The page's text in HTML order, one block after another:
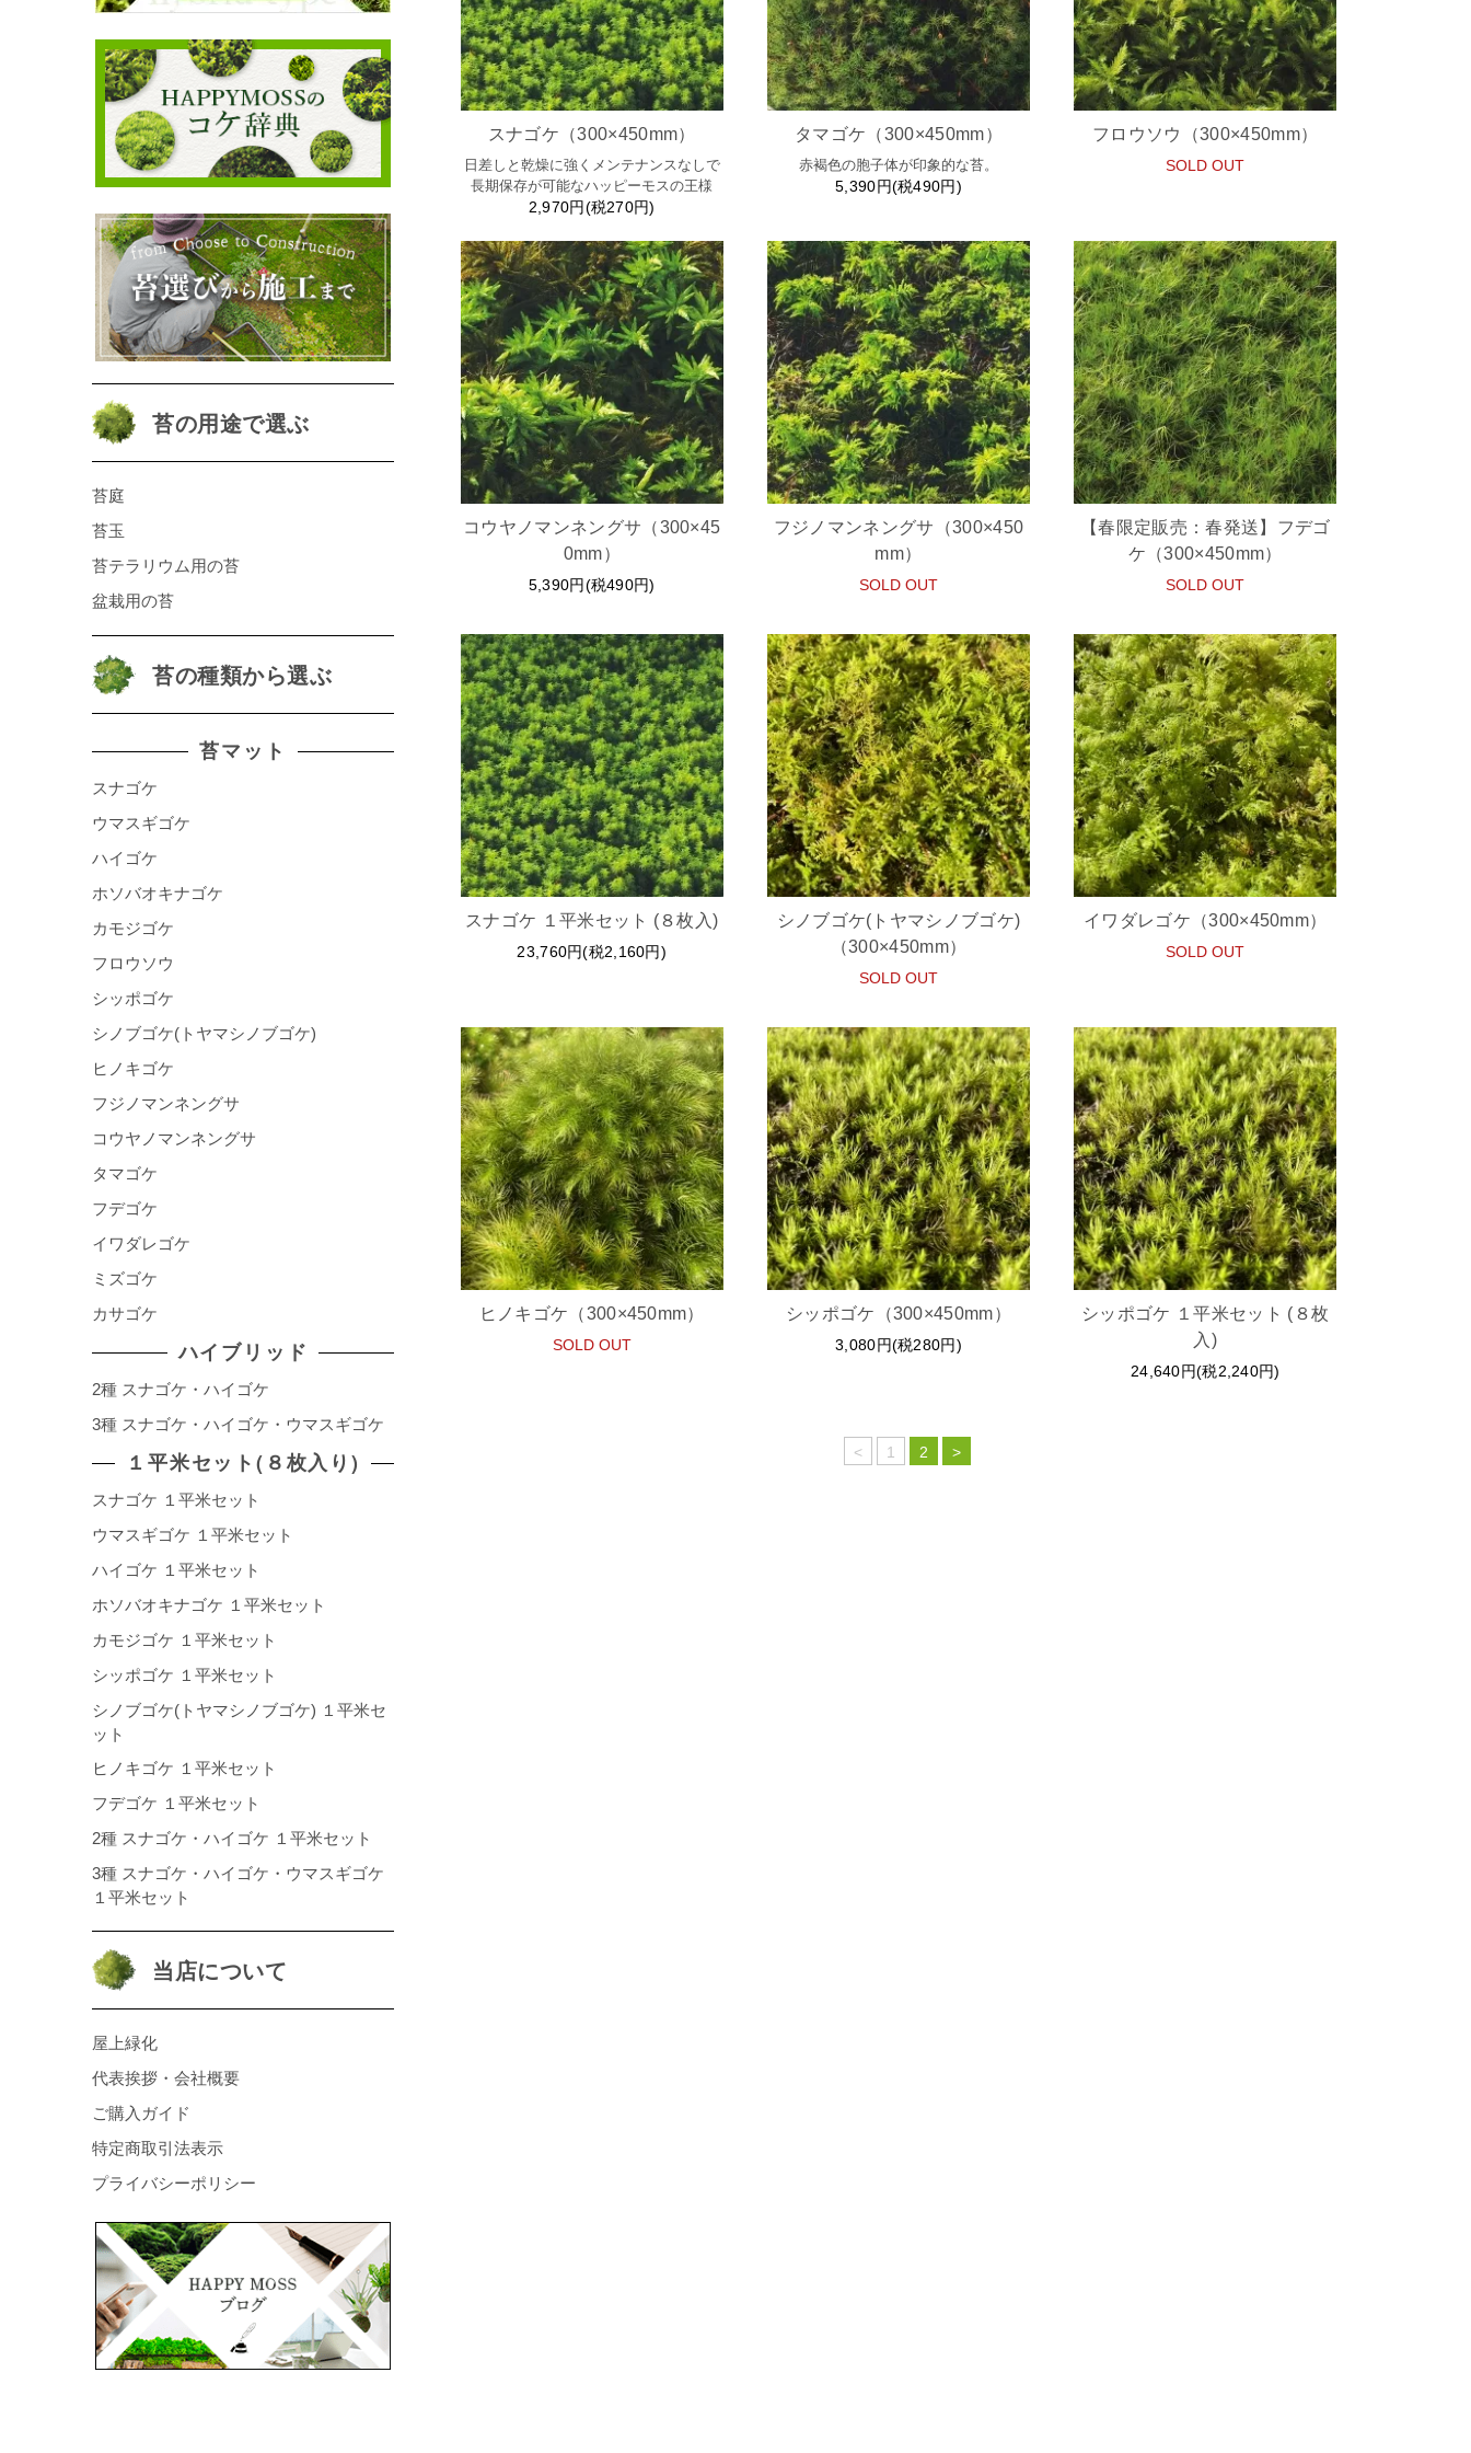
スナゴケ（300×450mm）
日差しと乾燥に強くメンテナンスなしで
長期保存が可能なハッピーモスの王様
2,970円(税270円)
タマゴケ（300×450mm）
赤褐色の胞子体が印象的な苔。
5,390円(税490円)
フロウソウ（300×450mm）
SOLD OUT
コウヤノマンネングサ（300×45
0mm）
5,390円(税490円)
フジノマンネングサ（300×450
mm）
SOLD OUT
【春限定販売：春発送】フデゴ
ケ（300×450mm）
SOLD OUT
スナゴケ １平米セット (８枚入)
23,760円(税2,160円)
シノブゴケ(トヤマシノブゴケ)
（300×450mm）
SOLD OUT
イワダレゴケ（300×450mm）
SOLD OUT
ヒノキゴケ（300×450mm）
SOLD OUT
シッポゴケ（300×450mm）
3,080円(税280円)
シッポゴケ １平米セット (８枚
入)
24,640円(税2,240円)
< 1 2 >
苔の用途で選ぶ
苔庭
苔玉
苔テラリウム用の苔
盆栽用の苔
苔の種類から選ぶ
苔マット
スナゴケ
ウマスギゴケ
ハイゴケ
ホソバオキナゴケ
カモジゴケ
フロウソウ
シッポゴケ
シノブゴケ(トヤマシノブゴケ)
ヒノキゴケ
フジノマンネングサ
コウヤノマンネングサ
タマゴケ
フデゴケ
イワダレゴケ
ミズゴケ
カサゴケ
ハイブリッド
2種 スナゴケ・ハイゴケ
3種 スナゴケ・ハイゴケ・ウマスギゴケ
１平米セット(８枚入り)
スナゴケ １平米セット
ウマスギゴケ １平米セット
ハイゴケ １平米セット
ホソバオキナゴケ １平米セット
カモジゴケ １平米セット
シッポゴケ １平米セット
シノブゴケ(トヤマシノブゴケ) １平米セ
ット
ヒノキゴケ １平米セット
フデゴケ １平米セット
2種 スナゴケ・ハイゴケ １平米セット
3種 スナゴケ・ハイゴケ・ウマスギゴケ
１平米セット
当店について
屋上緑化
代表挨拶・会社概要
ご購入ガイド
特定商取引法表示
プライバシーポリシー